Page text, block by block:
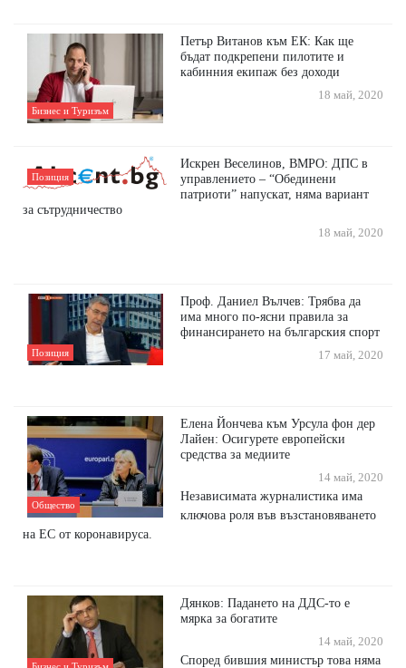
Бизнес и Туризъм
Петър Витанов към ЕК: Как ще
бъдат подкрепени пилотите и
кабинния екипаж без доходи
18 май, 2020
Позиция
Искрен Веселинов, ВМРО: ДПС в
управлението – “Обединени
патриоти” напускат, няма вариант
за сътрудничество
18 май, 2020
Позиция
Проф. Даниел Вълчев: Трябва да
има много по-ясни правила за
финансирането на българския спорт
17 май, 2020
Общество
Eлена Йончева към Урсула фон дер
Лайен: Осигурете европейски
средства за медиите
14 май, 2020
Независимата журналистика има
ключова роля във възстановяването
на ЕС от коронавируса.
Дянков: Падането на ДДС-то е
мярка за богатите
14 май, 2020
Според бившия министър това няма